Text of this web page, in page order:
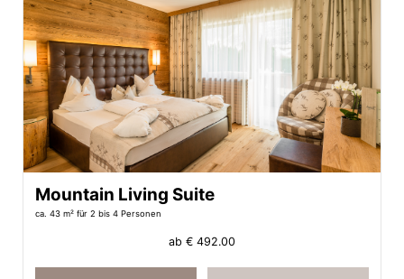
Mountain Living Suite
ca. 43 m² für 2 bis 4 Personen
ab € 492.00